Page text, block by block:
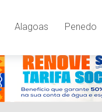
Alagoas Penedo